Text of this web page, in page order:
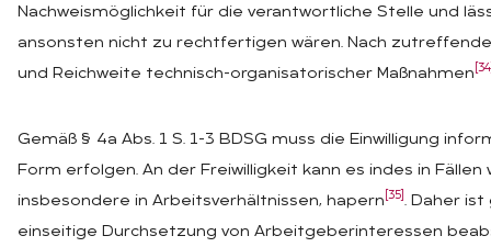
Nachweismöglichkeit für die verantwortliche Stelle und
ansonsten nicht zu rechtfertigen wären. Nach
und Reichweite technisch-organisatorischer Maßnahmen
Gemäß § 4a Abs. 1 S. 1-3 BDSG muss die Einwilligung
Form erfolgen. An der Freiwilligkeit kann es indes in
insbesondere in Arbeitsverhältnissen, hapern [35] . Daher
einseitige Durchsetzung von Arbeitgeberinteressen